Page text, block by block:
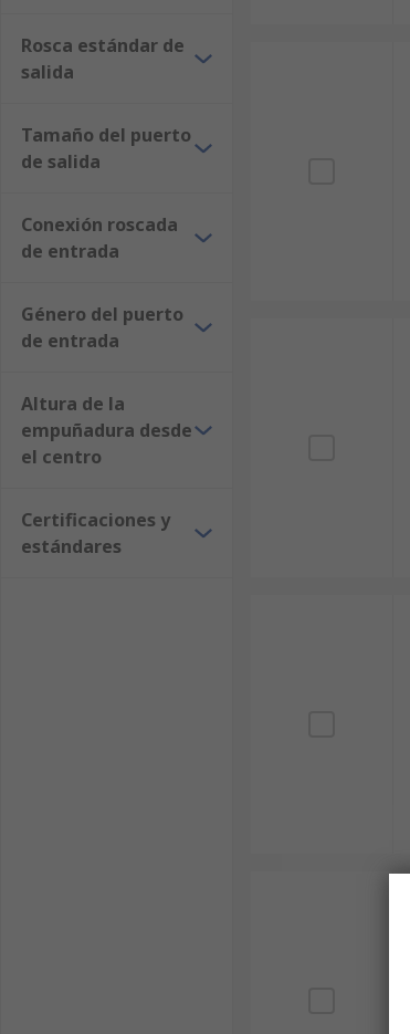
Rosca estándar de
salida
Tamaño del puerto
de salida
Conexión roscada
de entrada
Género del puerto
de entrada
Altura de la
empuñadura desde
el centro
Certificaciones y
estándares